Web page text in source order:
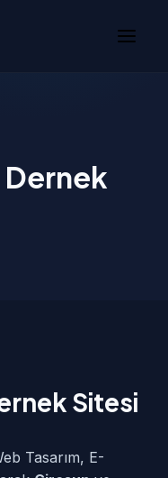
Dernek
Sitesi
Tasarım, E-